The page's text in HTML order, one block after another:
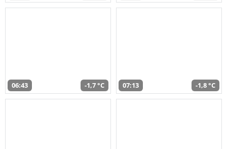
06:43 -1,7 °C 07:13 -1,8 °C